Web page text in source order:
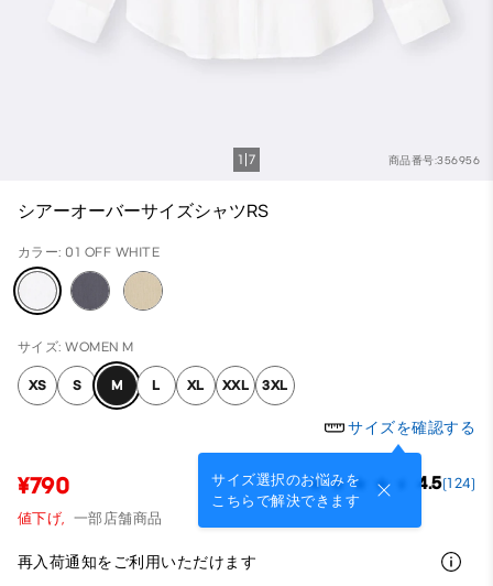
商品番号:356956
1 7
シアーオーバーサイズシャツRS
カラー: 01 OFF WHITE
サイズ: WOMEN M
XS S M L XL XXL 3XL
サイズを確認する
サイズ選択のお悩みを
こちらで解決できます
¥790 4.5(124)
値下げ, 一部店舗商品
再入荷通知をご利用いただけます